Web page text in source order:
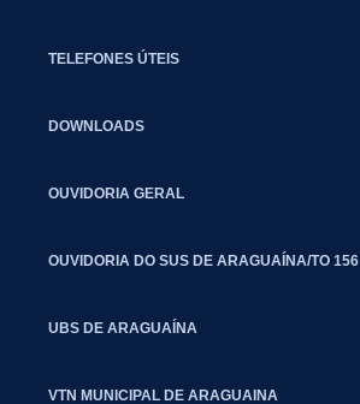
TELEFONES ÚTEIS
DOWNLOADS
OUVIDORIA GERAL
OUVIDORIA DO SUS DE ARAGUAÍNA/TO 156
UBS DE ARAGUAÍNA
VTN MUNICIPAL DE ARAGUAINA